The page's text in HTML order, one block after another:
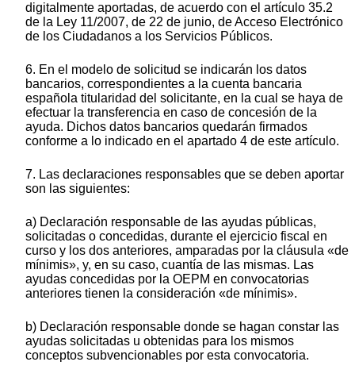
digitalmente aportadas, de acuerdo con el artículo 35.2
de la Ley 11/2007, de 22 de junio, de Acceso Electrónico
de los Ciudadanos a los Servicios Públicos.
6. En el modelo de solicitud se indicarán los datos
bancarios, correspondientes a la cuenta bancaria
española titularidad del solicitante, en la cual se haya de
efectuar la transferencia en caso de concesión de la
ayuda. Dichos datos bancarios quedarán firmados
conforme a lo indicado en el apartado 4 de este artículo.
7. Las declaraciones responsables que se deben aportar
son las siguientes:
a) Declaración responsable de las ayudas públicas,
solicitadas o concedidas, durante el ejercicio fiscal en
curso y los dos anteriores, amparadas por la cláusula «de
mínimis», y, en su caso, cuantía de las mismas. Las
ayudas concedidas por la OEPM en convocatorias
anteriores tienen la consideración «de mínimis».
b) Declaración responsable donde se hagan constar las
ayudas solicitadas u obtenidas para los mismos
conceptos subvencionables por esta convocatoria.